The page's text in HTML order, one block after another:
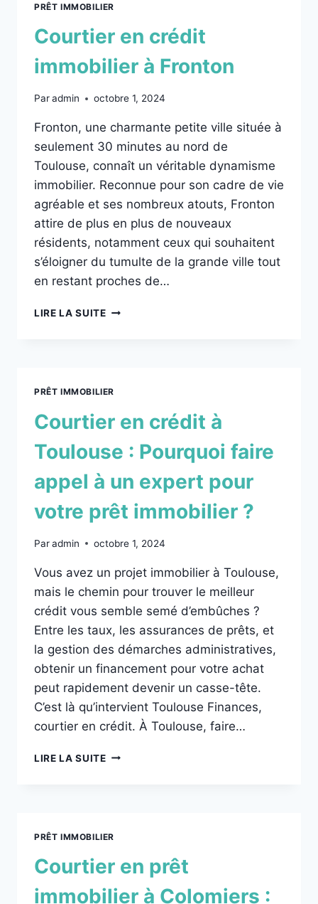
PRÊT IMMOBILIER
Courtier en crédit
immobilier à Fronton
Paradmin octobre 1, 2024
Fronton, une charmante petite ville située à
seulement 30 minutes au nord de
Toulouse, connaît un véritable dynamisme
immobilier. Reconnue pour son cadre de vie
agréable et ses nombreux atouts, Fronton
attire de plus en plus de nouveaux
résidents, notamment ceux qui souhaitent
s’éloigner du tumulte de la grande ville tout
en restant proches de…
LIRE LA SUITE
PRÊT IMMOBILIER
Courtier en crédit à
Toulouse : Pourquoi faire
appel à un expert pour
votre prêt immobilier ?
Paradmin octobre 1, 2024
Vous avez un projet immobilier à Toulouse,
mais le chemin pour trouver le meilleur
crédit vous semble semé d’embûches ?
Entre les taux, les assurances de prêts, et
la gestion des démarches administratives,
obtenir un financement pour votre achat
peut rapidement devenir un casse-tête.
C’est là qu’intervient Toulouse Finances,
courtier en crédit. À Toulouse, faire…
LIRE LA SUITE
PRÊT IMMOBILIER
Courtier en prêt
immobilier à Colomiers :